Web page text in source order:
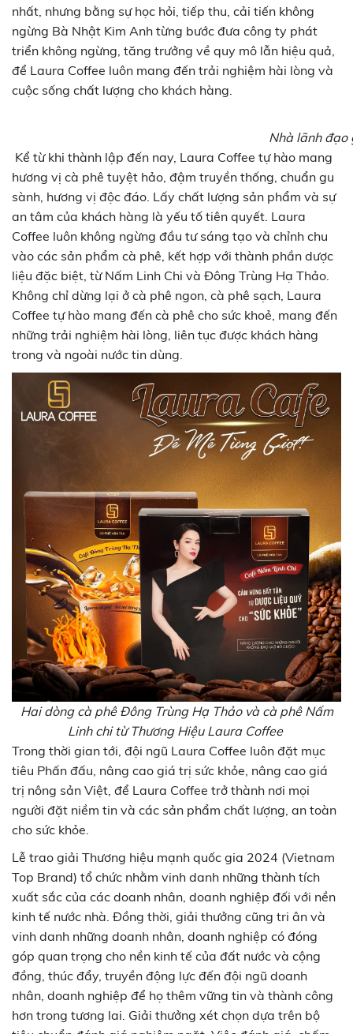
nhất, nhưng bằng sự học hỏi, tiếp thu, cải tiến không
ngừng Bà Nhật Kim Anh từng bước đưa công ty phát
triển không ngừng, tăng trưởng về quy mô lẫn hiệu quả,
để Laura Coffee luôn mang đến trải nghiệm hài lòng và
cuộc sống chất lượng cho khách hàng.
Nhà lãnh đạo
Kể từ khi thành lập đến nay, Laura Coffee tự hào mang
hương vị cà phê tuyệt hảo, đậm truyền thống, chuẩn gu
sành, hương vị độc đáo. Lấy chất lượng sản phẩm và sự
an tâm của khách hàng là yếu tố tiên quyết. Laura
Coffee luôn không ngừng đầu tư sáng tạo và chỉnh chu
vào các sản phẩm cà phê, kết hợp với thành phần dược
liệu đặc biệt, từ Nấm Linh Chi và Đông Trùng Hạ Thảo.
Không chỉ dừng lại ở cà phê ngon, cà phê sạch, Laura
Coffee tự hào mang đến cà phê cho sức khoẻ, mang đến
những trải nghiệm hài lòng, liên tục được khách hàng
trong và ngoài nước tin dùng.
Hai dòng cà phê Đông Trùng Hạ Thảo và cà phê Nấm
Linh chi từ Thương Hiệu Laura Coffee
Trong thời gian tới, đội ngũ Laura Coffee luôn đặt mục
tiêu Phấn đấu, nâng cao giá trị sức khỏe, nâng cao giá
trị nông sản Việt, để Laura Coffee trở thành nơi mọi
người đặt niềm tin và các sản phẩm chất lượng, an toàn
cho sức khỏe.
Lễ trao giải Thương hiệu mạnh quốc gia 2024 (Vietnam
Top Brand) tổ chức nhằm vinh danh những thành tích
xuất sắc của các doanh nhân, doanh nghiệp đối với nền
kinh tế nước nhà. Đồng thời, giải thưởng cũng tri ân và
vinh danh những doanh nhân, doanh nghiệp có đóng
góp quan trọng cho nền kinh tế của đất nước và cộng
đồng, thúc đẩy, truyền động lực đến đội ngũ doanh
nhân, doanh nghiệp để họ thêm vững tin và thành công
hơn trong tương lai. Giải thưởng xét chọn dựa trên bộ